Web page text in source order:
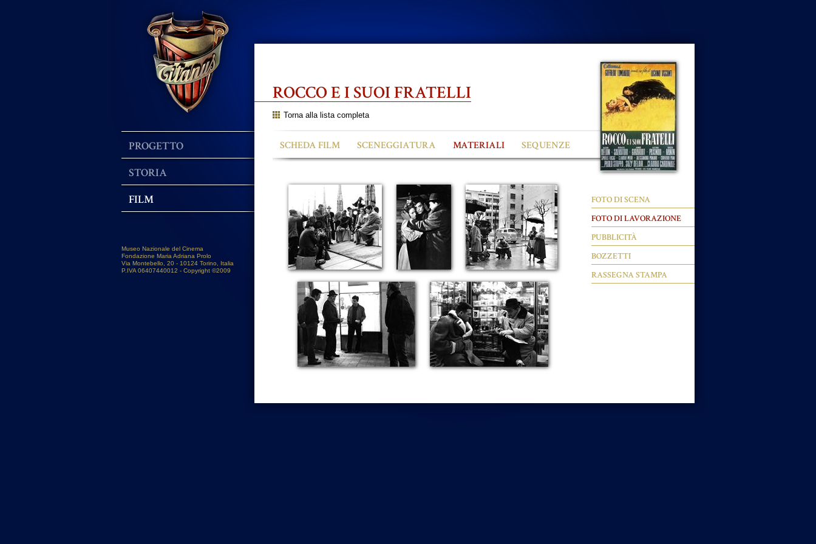
PROGETTO
STORIA
FILM
Museo Nazionale del Cinema
Fondazione Maria Adriana Prolo
Via Montebello, 20 - 10124 Torino, Italia
P.IVA 06407440012 - Copyright ©2009
ROCCO E I SUOI FRATELLI
Torna alla lista completa
SCHEDA FILM SCENEGGIATURA MATERIALI SEQUENZE
FOTO DI SCENA
FOTO DI LAVORAZIONE
PUBBLICITÀ
BOZZETTI
RASSEGNA STAMPA